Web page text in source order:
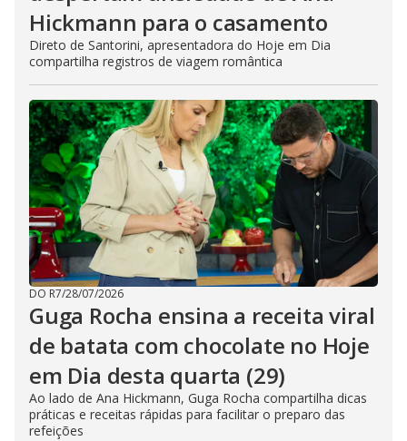
Hickmann para o casamento
Direto de Santorini, apresentadora do Hoje em Dia
compartilha registros de viagem romântica
DO R7/28/07/2026
Guga Rocha ensina a receita viral
de batata com chocolate no Hoje
em Dia desta quarta (29)
Ao lado de Ana Hickmann, Guga Rocha compartilha dicas
práticas e receitas rápidas para facilitar o preparo das
refeições